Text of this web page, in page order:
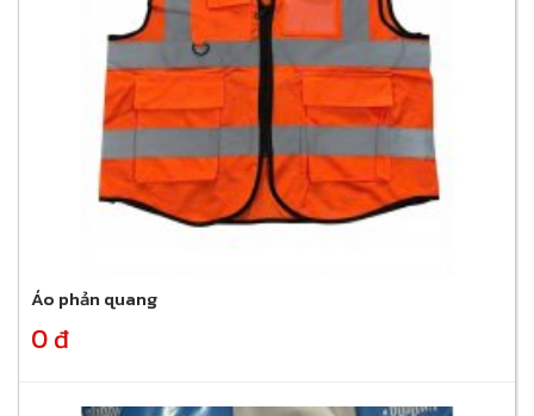
Áo phản quang
0 đ